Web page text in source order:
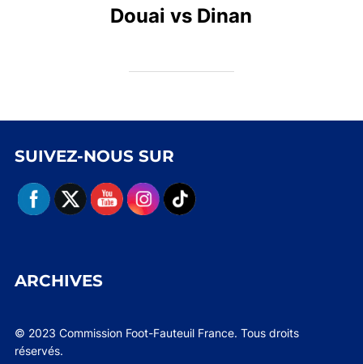
Douai vs Dinan
SUIVEZ-NOUS SUR
ARCHIVES
© 2023 Commission Foot-Fauteuil France. Tous droits
réservés.